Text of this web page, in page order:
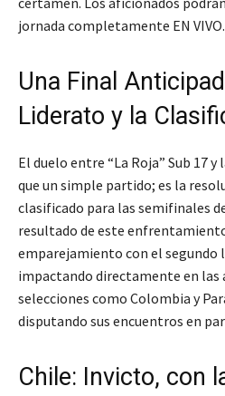
jornada completamente EN VIVO.
Una Final
Liderato y la
El duelo entre “La Roja” Sub 17 y
que un simple partido; es la
clasificado para las semifinales
resultado de este
emparejamiento con el segundo
impactando directamente en las
selecciones como Colombia y
disputando sus encuentros en
Chile: Invicto, con